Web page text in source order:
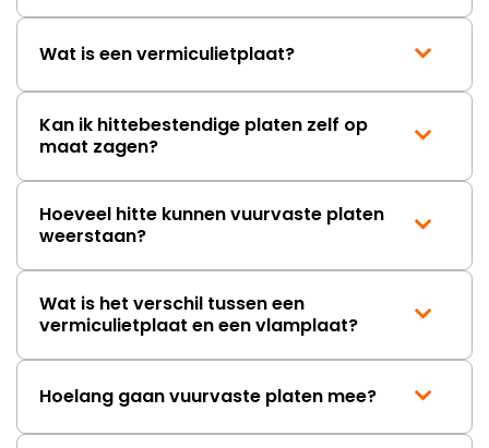
Wat is een vermiculietplaat?
Kan ik hittebestendige platen zelf op
maat zagen?
Hoeveel hitte kunnen vuurvaste platen
weerstaan?
Wat is het verschil tussen een
vermiculietplaat en een vlamplaat?
Hoelang gaan vuurvaste platen mee?